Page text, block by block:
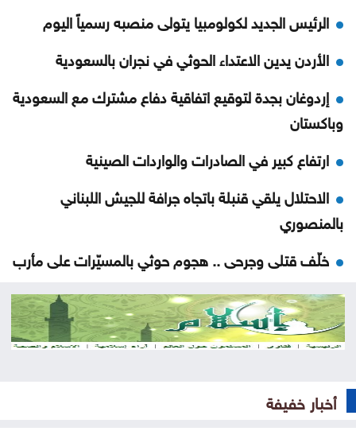
الرئيس الجديد لكولومبيا يتولى منصبه رسمياً اليوم
الأردن يدين الاعتداء الحوثي في نجران بالسعودية
إردوغان بجدة لتوقيع اتفاقية دفاع مشترك مع السعودية
وباكستان
ارتفاع كبير في الصادرات والواردات الصينية
الاحتلال يلقي قنبلة باتجاه جرافة للجيش اللبناني
بالمنصوري
خلّف قتلى وجرحى .. هجوم حوثي بالمسيّرات على مأرب
العثور على جثة شخص داخل حفرة في الكورة
الاحتلال يقصف بلدة ميس الجبل جنوبي لبنان
ارتفاع عدد إصابات إيبولا إلى أكثر من 4 آلاف بالكونغو
أخبار خفيفة